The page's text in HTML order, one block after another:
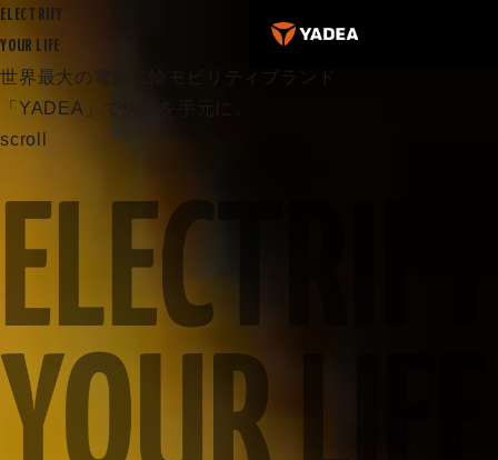
ELECTRIFY
YOUR LIFE
世界最大の電動二輪モビリティブランド
「YADEA」で快適を手元に。
scroll